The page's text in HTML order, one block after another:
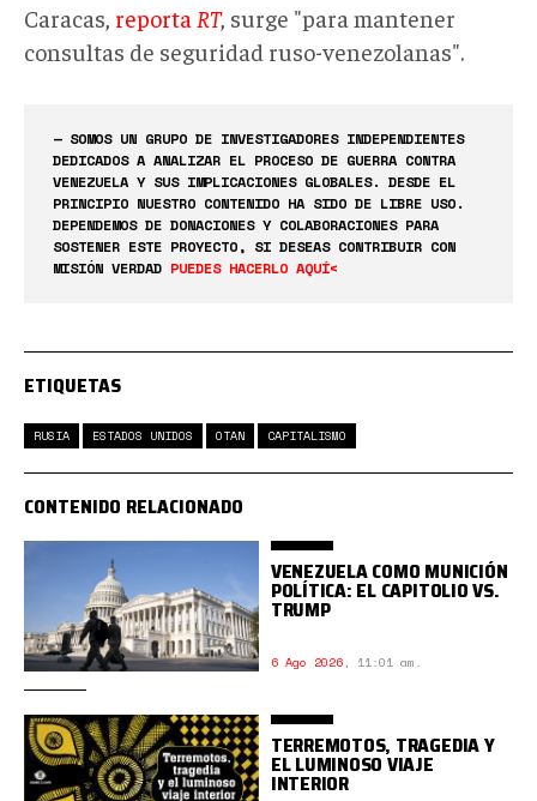
Caracas, reporta RT, surge "para mantener
consultas de seguridad ruso-venezolanas".
— SOMOS UN GRUPO DE INVESTIGADORES INDEPENDIENTES
DEDICADOS A ANALIZAR EL PROCESO DE GUERRA CONTRA
VENEZUELA Y SUS IMPLICACIONES GLOBALES. DESDE EL
PRINCIPIO NUESTRO CONTENIDO HA SIDO DE LIBRE USO.
DEPENDEMOS DE DONACIONES Y COLABORACIONES PARA
SOSTENER ESTE PROYECTO, SI DESEAS CONTRIBUIR CON
MISIÓN VERDAD PUEDES HACERLO AQUÍ<
ETIQUETAS
RUSIA ESTADOS UNIDOS OTAN CAPITALISMO
CONTENIDO RELACIONADO
VENEZUELA COMO MUNICIÓN
POLÍTICA: EL CAPITOLIO VS.
TRUMP
6 Ago 2026, 11:01 am.
TERREMOTOS, TRAGEDIA Y
EL LUMINOSO VIAJE
INTERIOR